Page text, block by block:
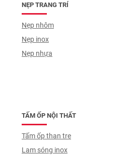
TẤM ỐP NỘI THẤT
Tấm ốp than tre
Lam sóng inox
NẸP TRANG TRÍ
Nẹp nhôm
Nẹp inox
Nẹp nhựa